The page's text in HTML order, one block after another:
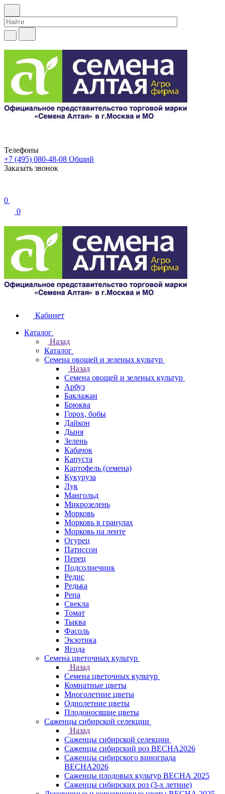
Телефоны
+7 (495) 080-48-08 Общий
Заказать звонок
0
0
Кабинет
Каталог
Назад
Каталог
Семена овощей и зеленых культур
Назад
Семена овощей и зеленых культур
Арбуз
Баклажан
Брюква
Горох, бобы
Дайкон
Дыня
Зелень
Кабачок
Капуста
Картофель (семена)
Кукуруза
Лук
Мангольд
Микрозелень
Морковь
Морковь в гранулах
Морковь на ленте
Огурец
Патиссон
Перец
Подсолнечник
Редис
Редька
Репа
Свекла
Томат
Тыква
Фасоль
Экзотика
Ягода
Семена цветочных культур
Назад
Семена цветочных культур
Комнатные цветы
Многолетние цветы
Однолетние цветы
Плодоносящие цветы
Саженцы сибирской селекции
Назад
Саженцы сибирской селекции
Саженцы сибирский роз ВЕСНА2026
Саженцы сибирского винограда
ВЕСНА2026
Саженцы плодовых культур ВЕСНА 2025
Саженцы сибирских роз (3-х летние)